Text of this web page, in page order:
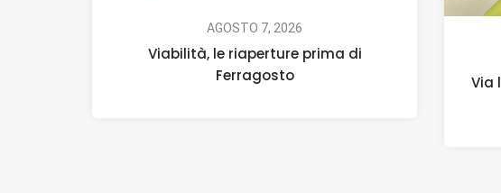
AGOSTO 7, 2026
Viabilità, le riaperture prima di
Ferragosto
Via